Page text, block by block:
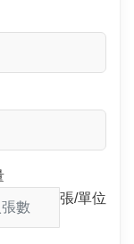
張/單位